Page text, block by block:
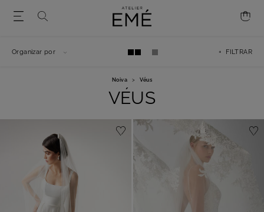
Noiva > Véus
VÉUS
+ FILTRAR
Organizar por